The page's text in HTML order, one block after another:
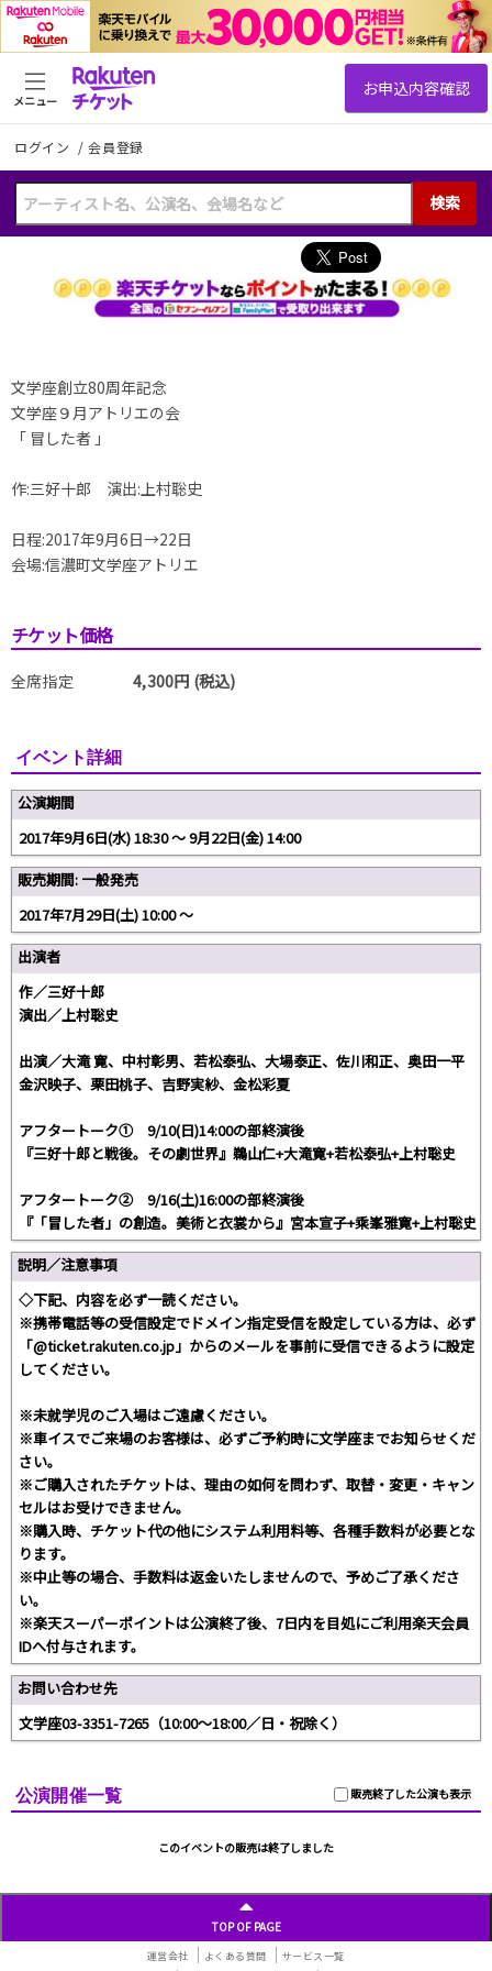
ログイン /会員登録
検索
メニュー
文学座創立80周年記念
文学座９月アトリエの会
「 冒した者 」
作:三好十郎 演出:上村聡史
日程:2017年9月6日→22日
会場:信濃町文学座アトリエ
チケット価格
全席指定 4,300円 (税込)
イベント詳細
公演期間
2017年9月6日(水) 18:30 〜 9月22日(金) 14:00
販売期間: 一般発売
2017年7月29日(土) 10:00 〜
出演者
作／三好十郎
演出／上村聡史
出演／大滝 寛、中村彰男、若松泰弘、大場泰正、佐川和正、奥田一平
金沢映子、栗田桃子、吉野実紗、金松彩夏
アフタートーク① 9/10(日)14:00の部終演後
『三好十郎と戦後。その劇世界』鵜山仁+大滝寛+若松泰弘+上村聡史
アフタートーク② 9/16(土)16:00の部終演後
『「冒した者」の創造。美術と衣裳から』宮本宣子+乘峯雅寛+上村聡史
説明／注意事項
◇下記、内容を必ず一読ください。
※携帯電話等の受信設定でドメイン指定受信を設定している方は、必ず
「@ticket.rakuten.co.jp」からのメールを事前に受信できるように設定
してください。
※未就学児のご入場はご遠慮ください。
※車イスでご来場のお客様は、必ずご予約時に文学座までお知らせくだ
さい。
※ご購入されたチケットは、理由の如何を問わず、取替・変更・キャン
セルはお受けできません。
※購入時、チケット代の他にシステム利用料等、各種手数料が必要とな
ります。
※中止等の場合、手数料は返金いたしませんので、予めご了承くださ
い。
※楽天スーパーポイントは公演終了後、7日内を目処にご利用楽天会員
IDへ付与されます。
お問い合わせ先
文学座03-3351-7265（10:00～18:00／日・祝除く）
販売終了した公演も表示
公演開催一覧
このイベントの販売は終了しました
TOP OF PAGE
運営会社 よくある質問 サービス一覧